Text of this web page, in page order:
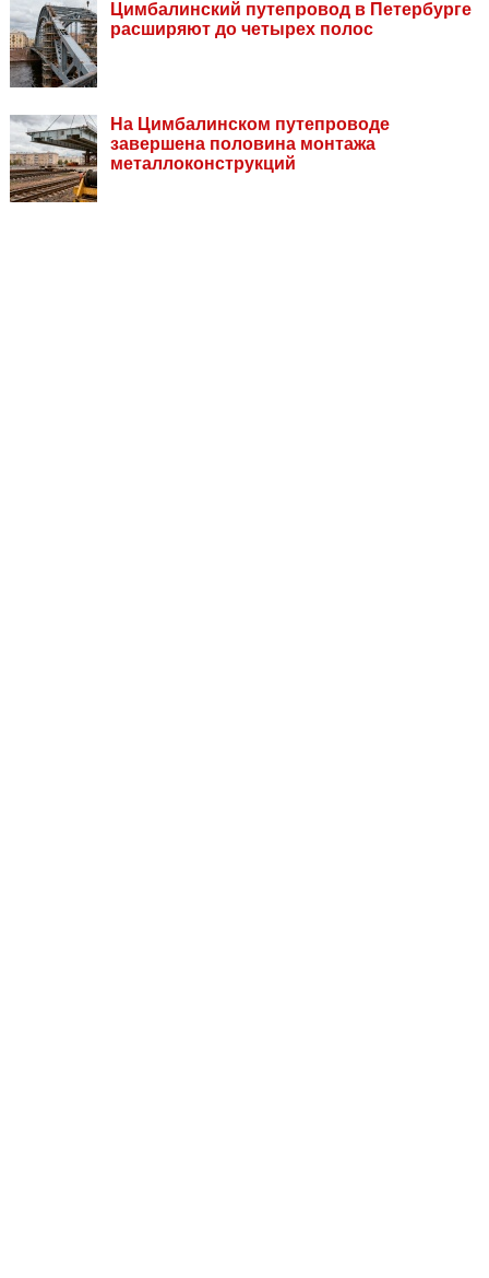
Цимбалинский путепровод в Петербурге
расширяют до четырех полос
На Цимбалинском путепроводе
завершена половина монтажа
металлоконструкций